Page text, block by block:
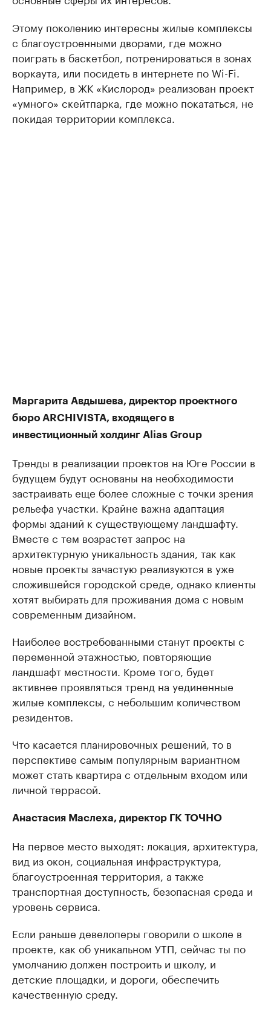
Этому поколению интересны жилые комплексы
с благоустроенными дворами, где можно
поиграть в баскетбол, потренироваться в зонах
воркаута, или посидеть в интернете по Wi-Fi.
Например, в ЖК «Кислород» реализован проект
«умного» скейтпарка, где можно покататься, не
покидая территории комплекса.
Маргарита Авдышева, директор проектного
бюро ARCHIVISTA, входящего в
инвестиционный холдинг Alias Group
Тренды в реализации проектов на Юге России в
будущем будут основаны на необходимости
застраивать еще более сложные с точки зрения
рельефа участки. Крайне важна адаптация
формы зданий к существующему ландшафту.
Вместе с тем возрастет запрос на
архитектурную уникальность здания, так как
новые проекты зачастую реализуются в уже
сложившейся городской среде, однако клиенты
хотят выбирать для проживания дома с новым
современным дизайном.
Наиболее востребованными станут проекты с
переменной этажностью, повторяющие
ландшафт местности. Кроме того, будет
активнее проявляться тренд на уединенные
жилые комплексы, с небольшим количеством
резидентов.
Что касается планировочных решений, то в
перспективе самым популярным вариантном
может стать квартира с отдельным входом или
личной террасой.
Анастасия Маслеха, директор ГК ТОЧНО
На первое место выходят: локация, архитектура,
вид из окон, социальная инфраструктура,
благоустроенная территория, а также
транспортная доступность, безопасная среда и
уровень сервиса.
Если раньше девелоперы говорили о школе в
проекте, как об уникальном УТП, сейчас ты по
умолчанию должен построить и школу, и
детские площадки, и дороги, обеспечить
качественную среду.